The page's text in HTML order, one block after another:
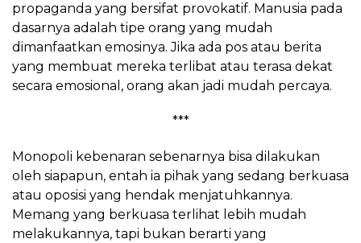
propaganda yang bersifat provokatif. Manusia pada
dasarnya adalah tipe orang yang mudah
dimanfaatkan emosinya. Jika ada pos atau berita
yang membuat mereka terlibat atau terasa dekat
secara emosional, orang akan jadi mudah percaya.
***
Monopoli kebenaran sebenarnya bisa dilakukan
oleh siapapun, entah ia pihak yang sedang berkuasa
atau oposisi yang hendak menjatuhkannya.
Memang yang berkuasa terlihat lebih mudah
melakukannya, tapi bukan berarti yang